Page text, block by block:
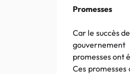
Promesses
Car le succès
promesses ont
Ces promesses